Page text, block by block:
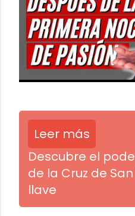
Leer más
Descubre el
de la Cruz de
llave